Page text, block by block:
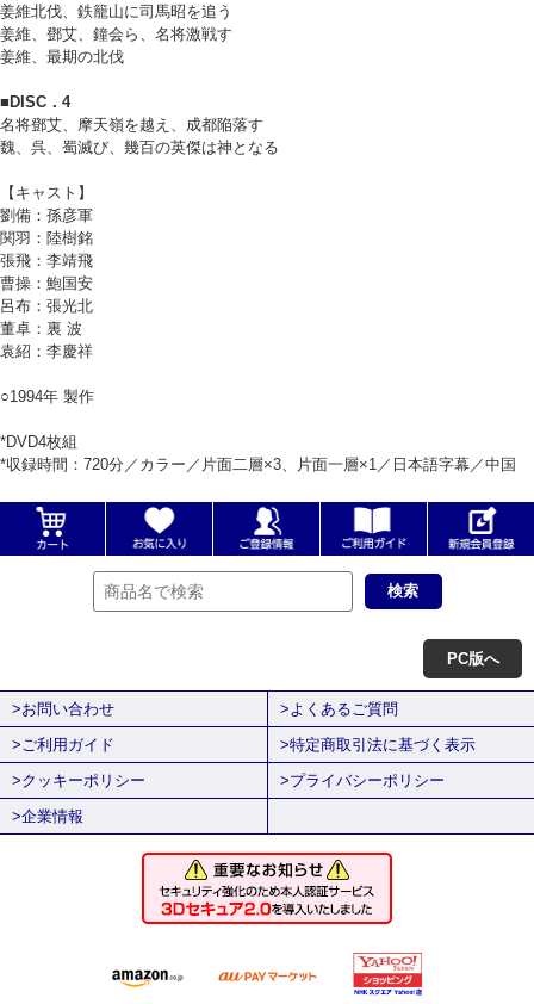
姜維北伐、鉄籠山に司馬昭を追う
姜維、鄧艾、鐘会ら、名将激戦す
姜維、最期の北伐
■DISC．4
名将鄧艾、摩天嶺を越え、成都陥落す
魏、呉、蜀滅び、幾百の英傑は神となる
【キャスト】
劉備：孫彦軍
関羽：陸樹銘
張飛：李靖飛
曹操：鮑国安
呂布：張光北
董卓：裏 波
袁紹：李慶祥
○1994年 製作
*DVD4枚組
*収録時間：720分／カラー／片面二層×3、片面一層×1／日本語字幕／中国
PC版へ
>お問い合わせ
>よくあるご質問
>ご利用ガイド
>特定商取引法に基づく表示
>クッキーポリシー
>プライバシーポリシー
>企業情報